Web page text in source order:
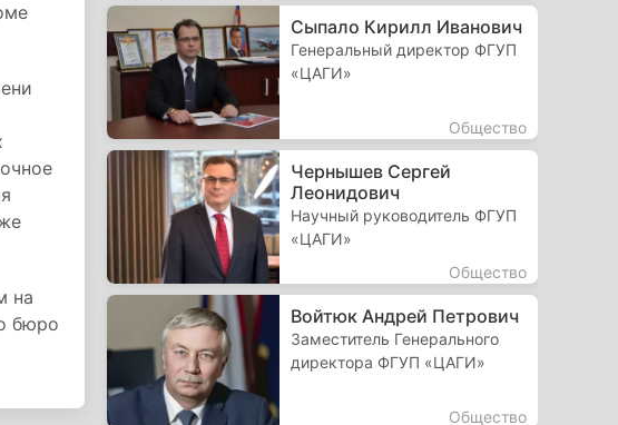
на
бюро
Сыпало Кирилл Иванович
Генеральный директор ФГУП
«ЦАГИ»
Общество
Чернышев Сергей
Леонидович
Научный руководитель ФГУП
«ЦАГИ»
Общество
Войтюк Андрей Петрович
Заместитель Генерального
директора ФГУП «ЦАГИ»
Общество